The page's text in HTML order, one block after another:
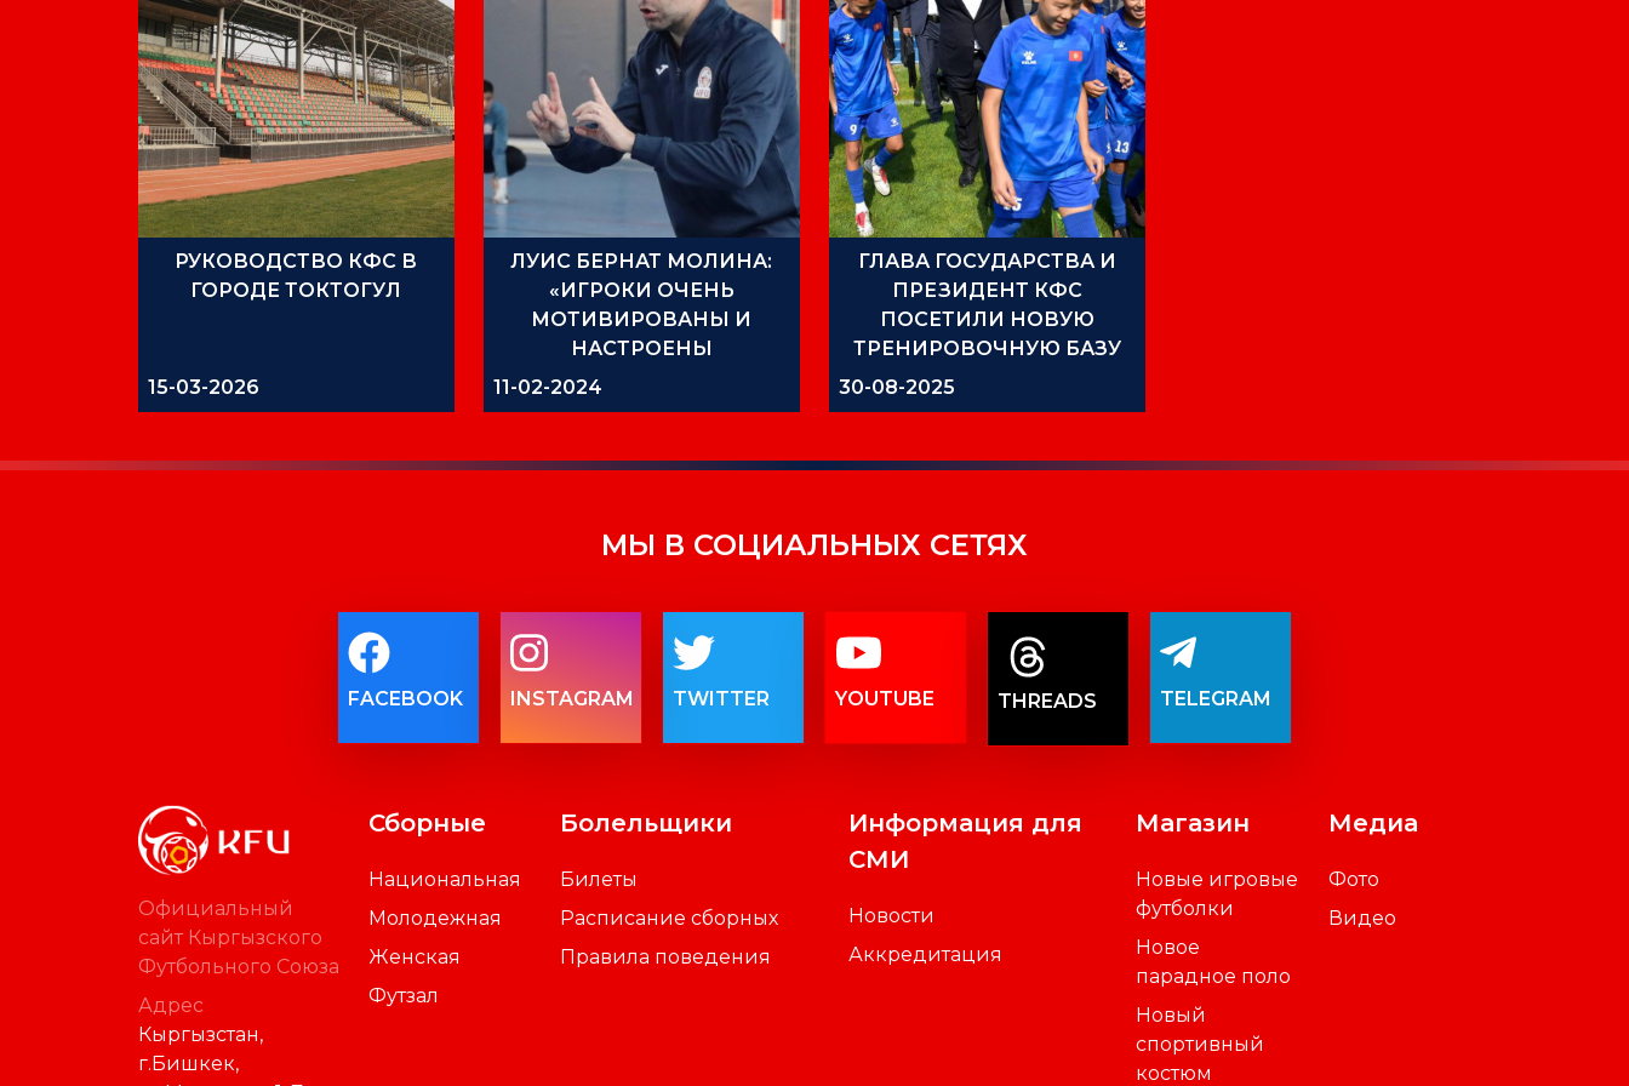
РУКОВОДСТВО КФС В
ГОРОДЕ ТОКТОГУЛ
15-03-2026
ЛУИС БЕРНАТ МОЛИНА:
«ИГРОКИ ОЧЕНЬ
МОТИВИРОВАНЫ И
НАСТРОЕНЫ
ПРАВИЛЬНО»
11-02-2024
ГЛАВА ГОСУДАРСТВА И
ПРЕЗИДЕНТ КФС
ПОСЕТИЛИ НОВУЮ
ТРЕНИРОВОЧНУЮ БАЗУ
КЛУБА «МУРАС ЮНАЙТЕД»
30-08-2025
МЫ В СОЦИАЛЬНЫХ СЕТЯХ
FACEBOOK INSTAGRAM TWITTER YOUTUBE THREADS TELEGRAM
Официальный
сайт Кыргызского
Футбольного Союза
Адрес
Кыргызстан,
г.Бишкек,
Сборные
Национальная
Молодежная
Женская
Футзал
Болельщики
Билеты
Расписание сборных
Правила поведения
Информация для
СМИ
Новости
Аккредитация
Магазин
Новые игровые
футболки
Новое
парадное поло
Новый
спортивный
костюм
Медиа
Фото
Видео